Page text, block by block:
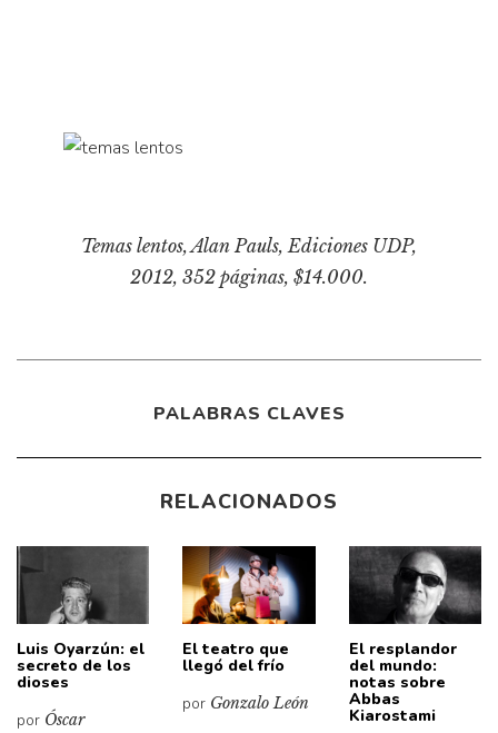
Temas lentos, Alan Pauls, Ediciones UDP,
2012, 352 páginas, $14.000.
PALABRAS CLAVES
RELACIONADOS
Luis Oyarzún: el
secreto de los
dioses
por Óscar
El teatro que
llegó del frío
por Gonzalo León
El resplandor
del mundo:
notas sobre
Abbas
Kiarostami